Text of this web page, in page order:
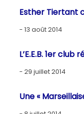
Esther Tiertant
13 août 2014
L’E.E.B. 1er
29 juillet 2014
Une «